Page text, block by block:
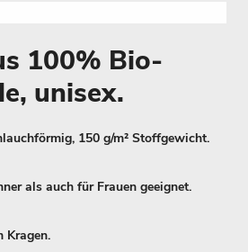
100% Bio-
unisex.
150 g/m² Stoffgewicht.
als auch für Frauen geeignet.
Kragen.